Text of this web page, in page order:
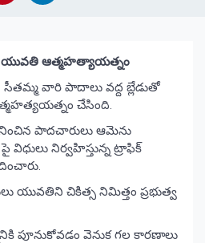
ఆత్మహత్యాయత్నం
వారి పాదాలు వద్ద బ్లేడుతో
చేసింది.
పాదచారులు ఆమెను
విధులు నిర్వహిస్తున్న ట్రాఫిక్
యువతిని చికిత్స నిమిత్తం ప్రభుత్వ
పూనుకోవడం వెనుక గల కారణాలు